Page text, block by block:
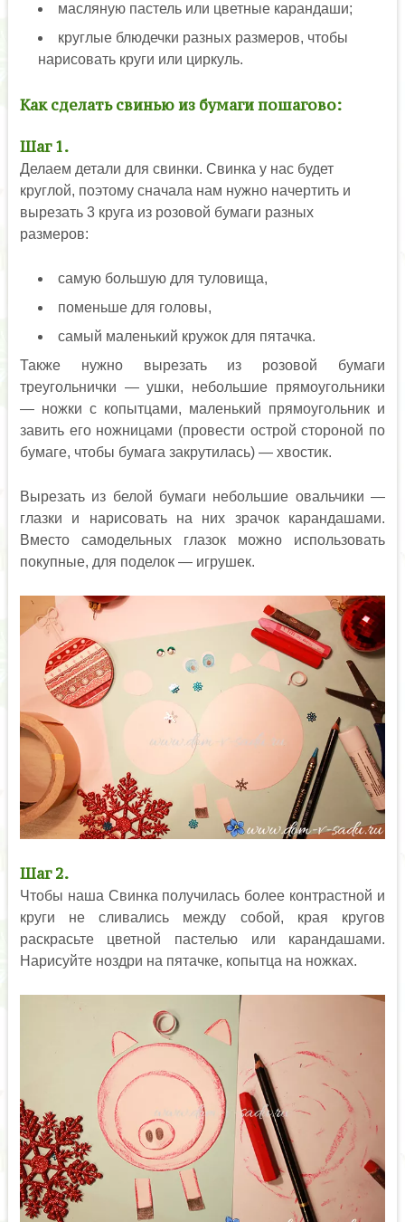
масляную пастель или цветные карандаши;
круглые блюдечки разных размеров, чтобы
нарисовать круги или циркуль.
Как сделать свинью из бумаги пошагово:
Шаг 1.
Делаем детали для свинки. Свинка у нас будет
круглой, поэтому сначала нам нужно начертить и
вырезать 3 круга из розовой бумаги разных
размеров:
самую большую для туловища,
поменьше для головы,
самый маленький кружок для пятачка.
Также нужно вырезать из розовой бумаги
треугольнички — ушки, небольшие прямоугольники
— ножки с копытцами, маленький прямоугольник и
завить его ножницами (провести острой стороной по
бумаге, чтобы бумага закрутилась) — хвостик.
Вырезать из белой бумаги небольшие овальчики —
глазки и нарисовать на них зрачок карандашами.
Вместо самодельных глазок можно использовать
покупные, для поделок — игрушек.
Шаг 2.
Чтобы наша Свинка получилась более контрастной и
круги не сливались между собой, края кругов
раскрасьте цветной пастелью или карандашами.
Нарисуйте ноздри на пятачке, копытца на ножках.